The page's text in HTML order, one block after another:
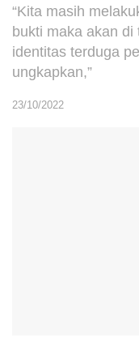
“Kita masih
bukti maka akan
identitas terduga
ungkapkan,”
23/10/2022